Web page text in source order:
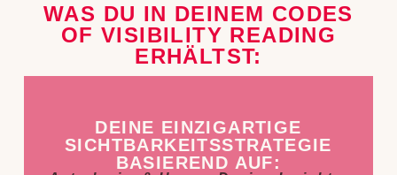
WAS DU IN DEINEM CODES
OF VISIBILITY READING
ERHÄLTST:
DEINE EINZIGARTIGE
SICHTBARKEITSSTRATEGIE
BASIEREND AUF: